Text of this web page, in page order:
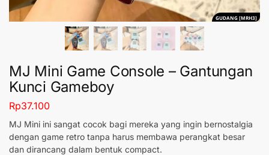
GUDANG [MRH3]
MJ Mini Game Console – Gantungan
Kunci Gameboy
Rp37.100
MJ Mini ini sangat cocok bagi mereka yang ingin bernostalgia
dengan game retro tanpa harus membawa perangkat besar
dan dirancang dalam bentuk compact.